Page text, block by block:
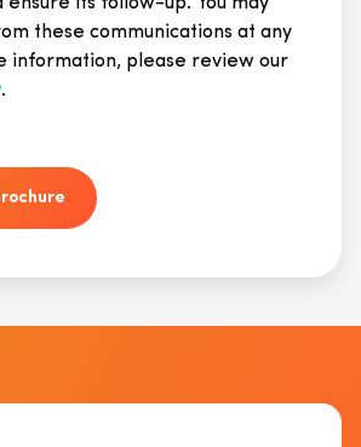
these communications at any
information, please review our
.